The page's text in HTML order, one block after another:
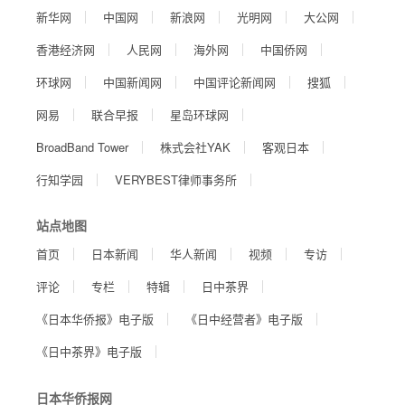
新华网 中国网 新浪网 光明网
大公网
香港经济网
人民网 海外网
中国侨网
环球网
中国新闻网 中国评论新闻网
搜狐
网易
联合早报
星岛环球网
BroadBand Tower
株式会社YAK
客观日本
行知学园
VERYBEST律师事务所
站点地图
首页 日本新闻 华人新闻 视频
专访
评论
专栏 特辑
日中茶界
《日本华侨报》电子版
《日中经营者》电子版
《日中茶界》电子版
日本华侨报网